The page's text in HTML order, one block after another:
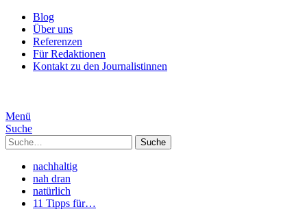
Blog
Über uns
Referenzen
Für Redaktionen
Kontakt zu den Journalistinnen
Menü
Suche
Suche
nachhaltig
nah dran
natürlich
11 Tipps für…